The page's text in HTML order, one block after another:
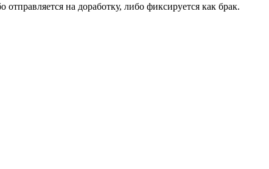
на доработку, либо фиксируется как брак.